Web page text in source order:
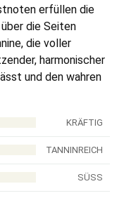
erfüllen die
die Seiten
die voller
harmonischer
und den wahren
KRÄFTIG
TANNINREICH
SÜSS